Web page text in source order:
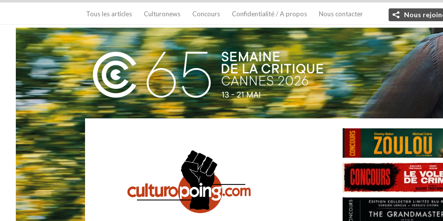
Tous les articles Culturonews Concours Confidentialité / A propos Nous contacter Nous